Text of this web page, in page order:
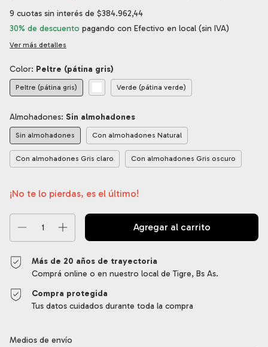
9 cuotas sin interés de $384.962,44
30% de descuento pagando con Efectivo en local (sin IVA)
Ver más detalles
Color: Peltre (pátina gris)
Peltre (pátina gris) Verde (pátina verde)
Almohadones: Sin almohadones
Sin almohadones Con almohadones Natural
Con almohadones Gris claro Con almohadones Gris oscuro
¡No te lo pierdas, es el último!
Más de 20 años de trayectoria
Comprá online o en nuestro local de Tigre, Bs As.
Compra protegida
Tus datos cuidados durante toda la compra
Entregas para el CP:
Medios de envío